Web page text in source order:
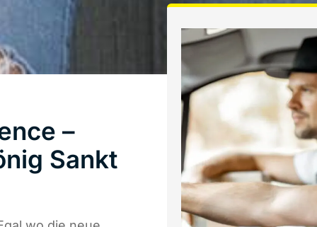
–
Sankt